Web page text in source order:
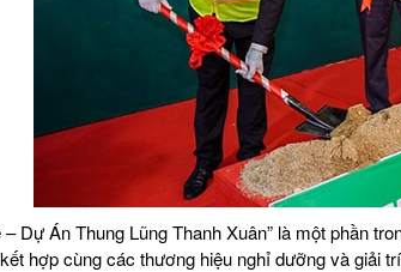
Dự Án Thung Lũng Thanh Xuân” là một phần
hợp cùng các thương hiệu nghỉ dưỡng và giải